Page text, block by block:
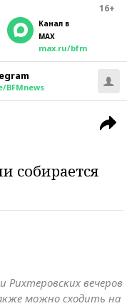
16+
Канал в
MAX
max.ru/bfm
BFMnews
собирается
вечеров
можно сходить на